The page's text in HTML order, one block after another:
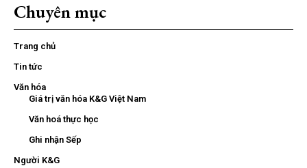
Chuyên mục
Trang chủ
Tin tức
Văn hóa
Giá trị văn hóa K&G Việt Nam
Văn hoá thực học
Ghi nhận Sếp
Người K&G